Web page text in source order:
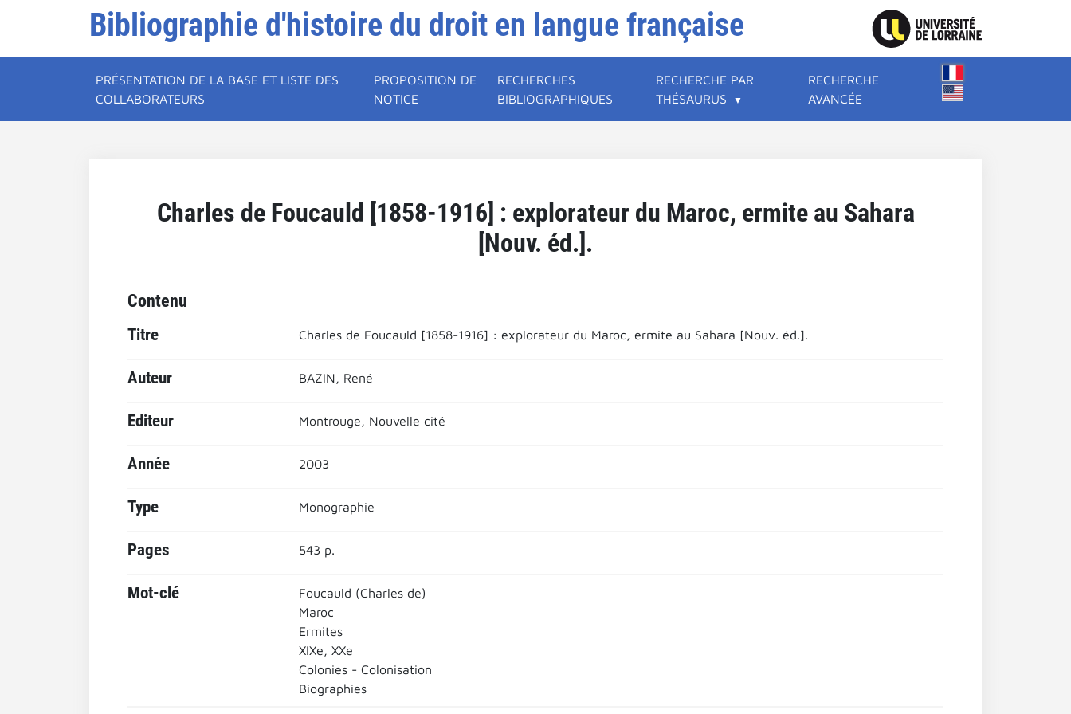
Bibliographie d'histoire du droit en langue française
PRÉSENTATION DE LA BASE ET LISTE DES
COLLABORATEURS
PROPOSITION DE
NOTICE
RECHERCHES
BIBLIOGRAPHIQUES
RECHERCHE PAR
THÉSAURUS
RECHERCHE
AVANCÉE
Charles de Foucauld [1858-1916] : explorateur du Maroc, ermite au Sahara
[Nouv. éd.].
Contenu
Titre Charles de Foucauld [1858-1916] : explorateur du Maroc, ermite au Sahara [Nouv. éd.].
Auteur BAZIN, René
Editeur Montrouge, Nouvelle cité
Année 2003
Type Monographie
Pages 543 p.
Mot-clé
Foucauld (Charles de)
Maroc
Ermites
XIXe, XXe
Colonies - Colonisation
Biographies